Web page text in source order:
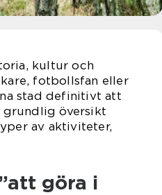
kultur och
fotbollsfan eller
stad definitivt att
grundlig översikt
av aktiviteter,
göra i